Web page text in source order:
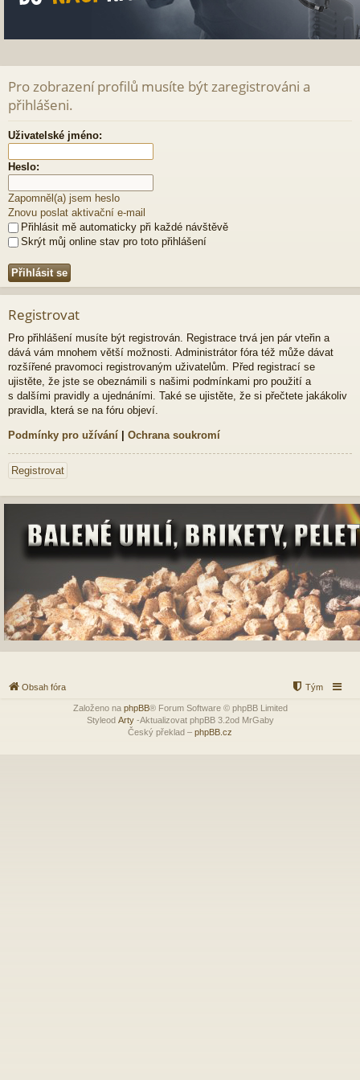
Pro zobrazení profilů musíte být zaregistrováni a
přihlášeni.
Uživatelské jméno:
Heslo:
Zapomněl(a) jsem heslo
Znovu poslat aktivační e-mail
Přihlásit mě automaticky při každé návštěvě
Skrýt můj online stav pro toto přihlášení
Registrovat
Pro přihlášení musíte být registrován. Registrace trvá jen pár vteřin a
dává vám mnohem větší možnosti. Administrátor fóra též může dávat
rozšířené pravomoci registrovaným uživatelům. Před registrací se
ujistěte, že jste se obeznámili s našimi podmínkami pro použití a
s dalšími pravidly a ujednáními. Také se ujistěte, že si přečtete jakákoliv
pravidla, která se na fóru objeví.
Podmínky pro užívání | Ochrana soukromí
Registrovat
Obsah fóra Tým
Založeno na phpBB® Forum Software © phpBB Limited
Styleod Arty-Aktualizovat phpBB 3.2od MrGaby
Český překlad – phpBB.cz